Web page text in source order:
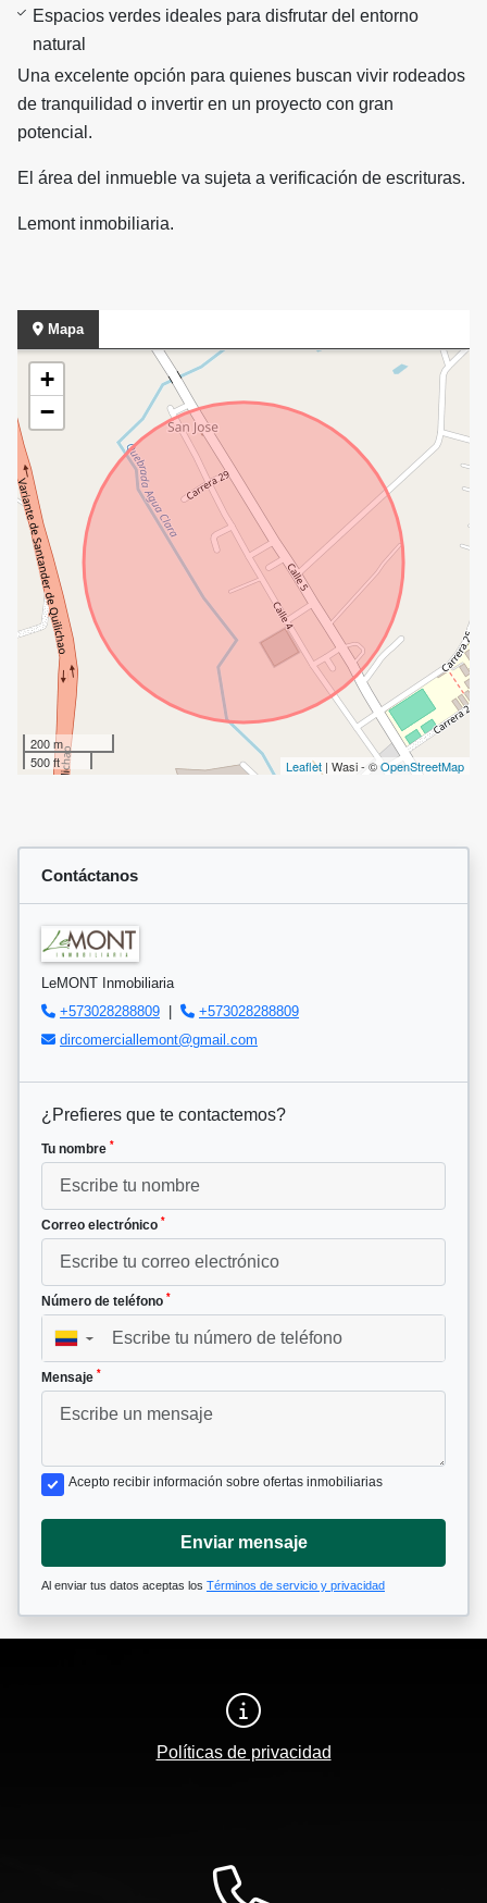
Espacios verdes ideales para disfrutar del entorno
natural
Una excelente opción para quienes buscan vivir rodeados
de tranquilidad o invertir en un proyecto con gran
potencial.
El área del inmueble va sujeta a verificación de escrituras.
Lemont inmobiliaria.
Mapa
+
−
200 m
500 ft
Leaflet | Wasi - ©OpenStreetMap
Contáctanos
LeMONT Inmobiliaria
+573028288809 |
+573028288809
dircomerciallemont@gmail.com
¿Prefieres que te contactemos?
Tu nombre *
Correo electrónico *
Número de teléfono *
▼
Mensaje *
Acepto recibir información sobre ofertas inmobiliarias
Enviar mensaje
Al enviar tus datos aceptas los Términos de servicio y privacidad
Políticas de privacidad